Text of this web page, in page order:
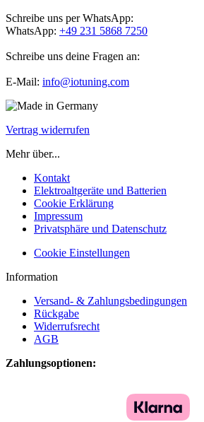
Schreibe uns per WhatsApp:
WhatsApp: +49 231 5868 7250
Schreibe uns deine Fragen an:
E-Mail: info@iotuning.com
Vertrag widerrufen
Mehr über...
Kontakt
Elektroaltgeräte und Batterien
Cookie Erklärung
Impressum
Privatsphäre und Datenschutz
Cookie Einstellungen
Information
Versand- & Zahlungsbedingungen
Rückgabe
Widerrufsrecht
AGB
Zahlungsoptionen: